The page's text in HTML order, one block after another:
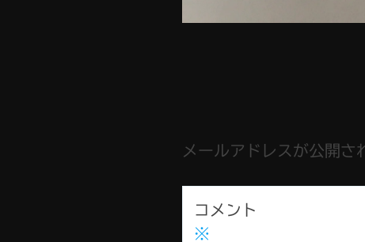
メールアドレスが公開さ
コメント
※